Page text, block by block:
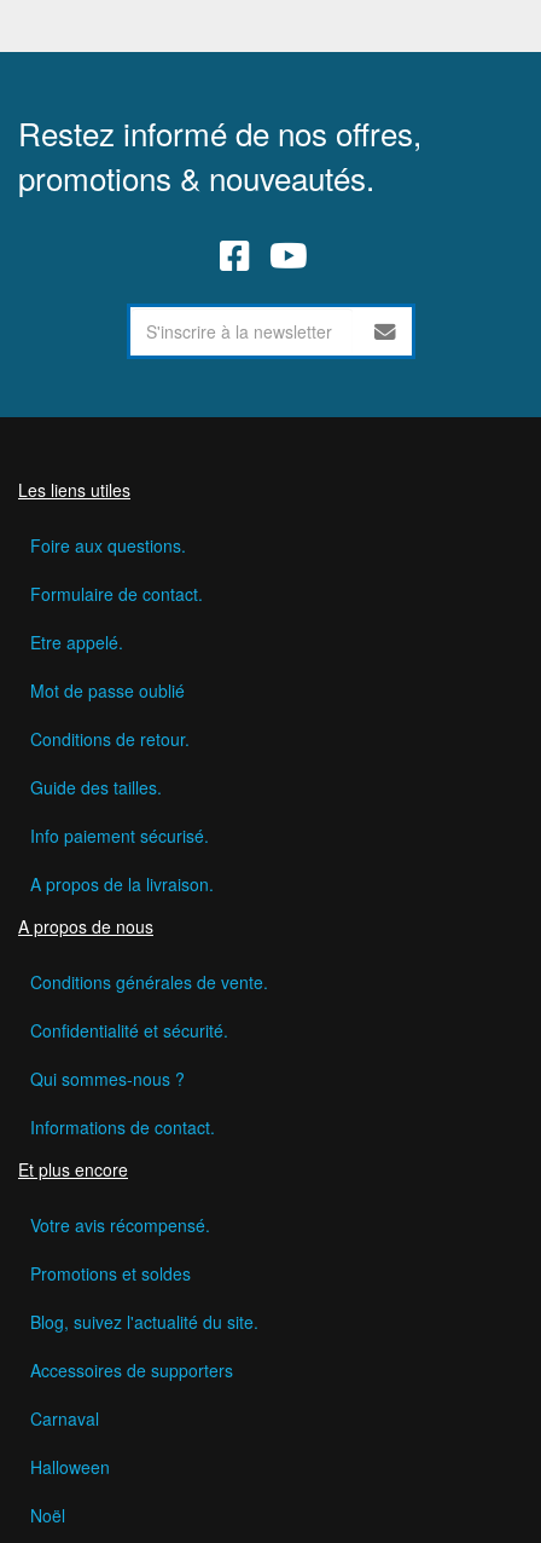
Restez informé de nos offres,
promotions & nouveautés.
Les liens utiles
Foire aux questions.
Formulaire de contact.
Etre appelé.
Mot de passe oublié
Conditions de retour.
Guide des tailles.
Info paiement sécurisé.
A propos de la livraison.
A propos de nous
Conditions générales de vente.
Confidentialité et sécurité.
Qui sommes-nous ?
Informations de contact.
Et plus encore
Votre avis récompensé.
Promotions et soldes
Blog, suivez l'actualité du site.
Accessoires de supporters
Carnaval
Halloween
Noël